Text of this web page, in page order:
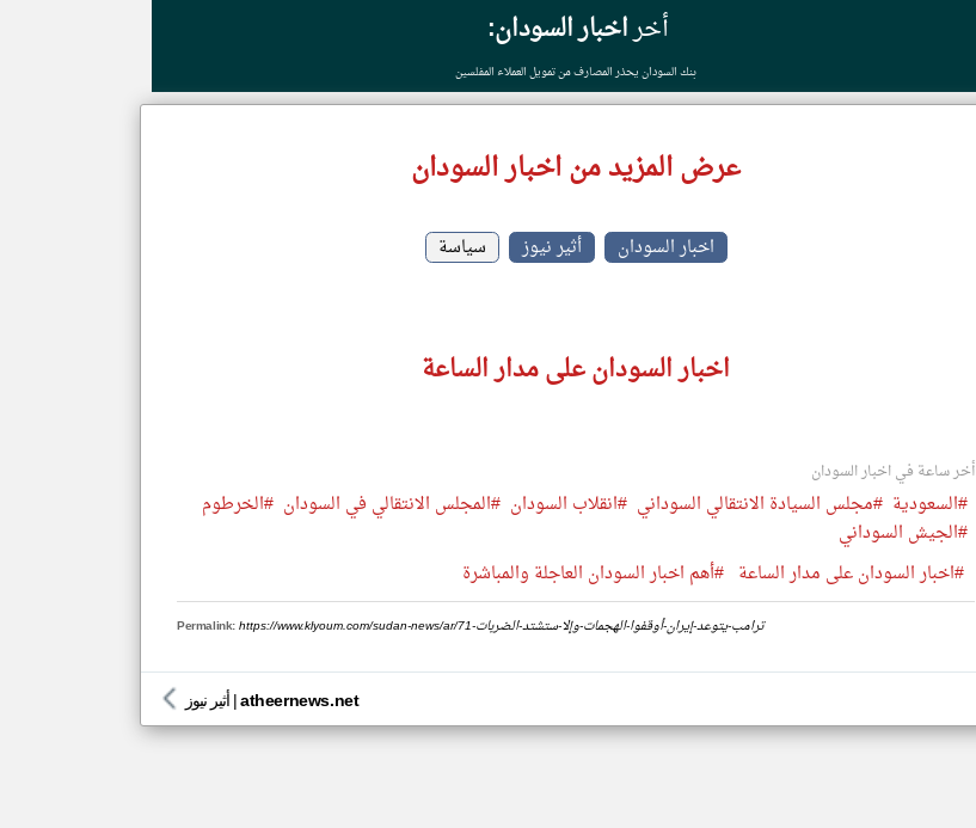
أخراخبار السودان:
بنك السودان يحذر المصارف من تمويل العملاء المفلسين
عرض المزيد من اخبار السودان
اخبار السودان أثير نيوز سياسة
اخبار السودان على مدار الساعة
أخر ساعة في اخبار السودان
#السعودية #مجلس السيادة الانتقالي السوداني #انقلاب السودان #المجلس الانتقالي في السودان #الخرطوم
#الجيش السوداني
#اخبار السودان على مدار الساعة #أهم اخبار السودان العاجلة والمباشرة
Permalink: https://www.klyoum.com/sudan-news/ar/71-ترامب-يتوعد-إيران-أوقفوا-الهجمات-وإلا-ستشتد-الضربات
أثير نيوز |atheernews.net